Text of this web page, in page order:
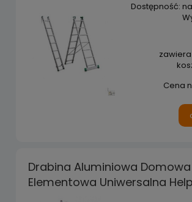
Dostępność:
zawiera
Cena
Drabina Aluminiowa
Elementowa Uniwersalna